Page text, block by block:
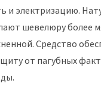
и электризацию.
шевелюру более
Средство
от пагубных